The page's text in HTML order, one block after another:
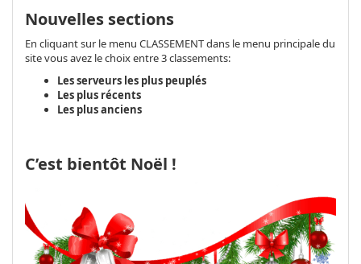
Nouvelles sections
En cliquant sur le menu CLASSEMENT dans le menu principale du
site vous avez le choix entre 3 classements:
Les serveurs les plus peuplés
Les plus récents
Les plus anciens
C’est bientôt Noël !